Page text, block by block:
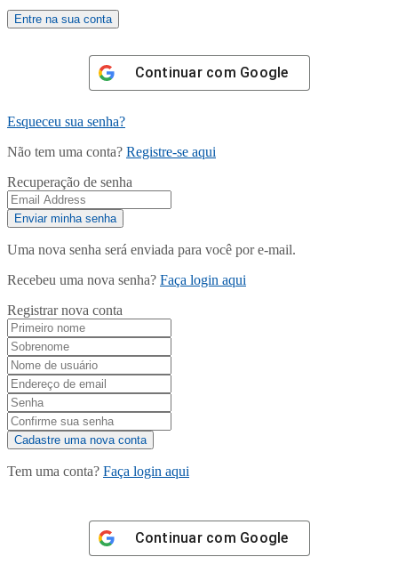
Continuar com Google
Esqueceu sua senha?
Não tem uma conta? Registre-se aqui
Recuperação de senha
Uma nova senha será enviada para você por e-mail.
Recebeu uma nova senha? Faça login aqui
Registrar nova conta
Tem uma conta? Faça login aqui
Continuar com Google